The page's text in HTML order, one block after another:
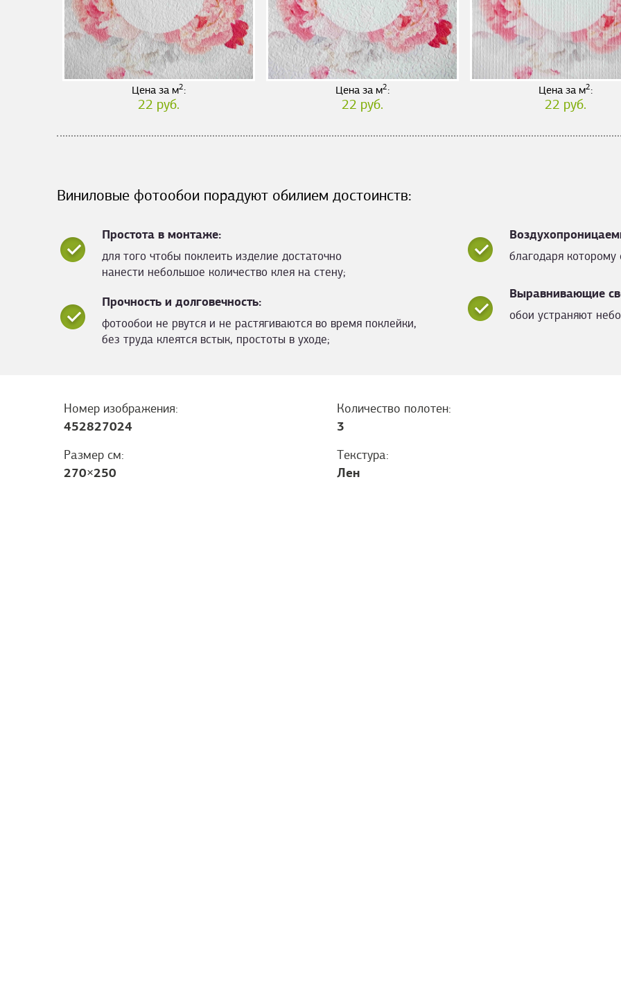
Цена за м2:
22 руб.
Цена за м2:
22 руб.
Цена за м2:
22 руб.
Виниловые фотообои порадуют обилием достоинств:
Простота в монтаже:
для того чтобы поклеить изделие достаточно
нанести небольшое количество клея на стену;
благодаря
Выравнивающие
обои устраняют
Прочность и долговечность:
фотообои не рвутся и не растягиваются во время поклейки,
без труда клеятся встык, простоты в уходе;
Номер изображения:
452827024
Количество полотен:
3
Размер см:
270×250
Текстура:
Лен